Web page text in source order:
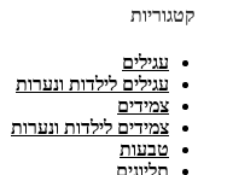
קטגוריות
עגילים
עגילים לילדות ונערות
צמידים
צמידים לילדות ונערות
טבעות